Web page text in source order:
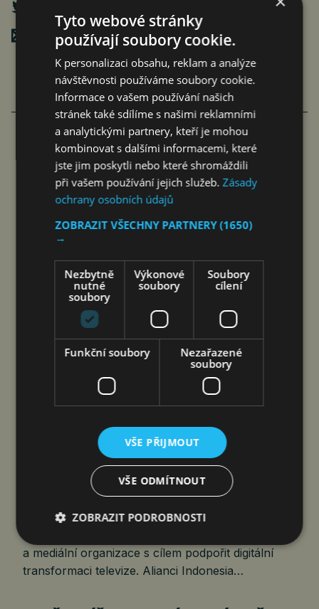
Poslat mailem
COOLITA ZAHAJUJE PRVNÍ
INDONÉSKOU INICIATIVU FAST
MEDIA ALLIANCE VE SPOLUPRÁCI
S PŘEDNÍMI VYSÍLACÍMI…
Jakarta 7. srpna 2026 (PROTEXT/PRNewswire)
– V Jakartě byla založena první indonéská
profesní aliance zaměřená na FAST (Free Ad-
supported Streaming TV, tj. bezplatné
streamování televize s reklamami), která sdružuje
a mediální organizace s cílem podpořit digitální
transformaci televize. Alianci Indonesia…
Tyto webové stránky
používají soubory cookie.
K personalizaci obsahu, reklam a analýze
návštěvnosti používáme soubory cookie.
Informace o vašem používání našich
stránek také sdílíme s našimi reklamními
a analytickými partnery, kteří je mohou
kombinovat s dalšími informacemi, které
jste jim poskytli nebo které shromáždili
při vašem používání jejich služeb.Zásady
ochrany osobních údajů
ZOBRAZIT VŠECHNY PARTNERY(1650)
→
Nezbytně
nutné
soubory
Výkonové
soubory
Soubory
cílení
Funkční soubory
Nezařazené
soubory
VŠE PŘIJMOUT
VŠE ODMÍTNOUT
ZOBRAZIT PODROBNOSTI